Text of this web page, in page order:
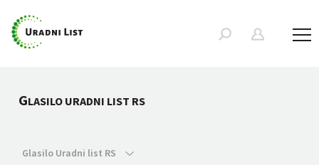
GLASILO URADNI LIST RS
Glasilo Uradni list RS